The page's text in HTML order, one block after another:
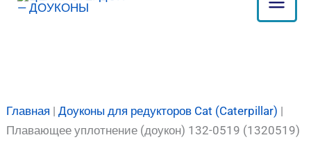
Главная |Доуконы для редукторов Cat (Caterpillar) |
Плавающее уплотнение (доукон) 132-0519 (1320519)
132-